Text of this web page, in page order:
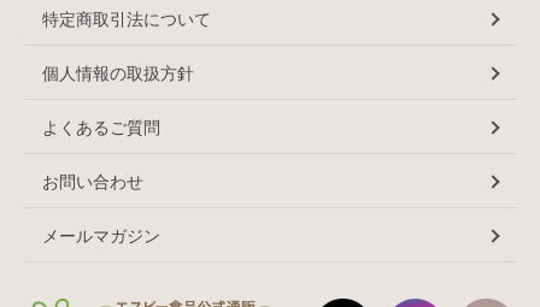
特定商取引法について
個人情報の取扱方針
よくあるご質問
お問い合わせ
メールマガジン